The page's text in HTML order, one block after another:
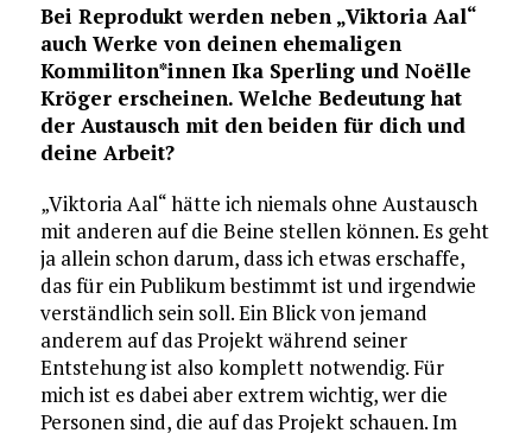
Bei Reprodukt werden neben „Viktoria Aal“
auch Werke von deinen ehemaligen
Kommiliton*innen Ika Sperling und Noëlle
Kröger erscheinen. Welche Bedeutung hat
der Austausch mit den beiden für dich und
deine Arbeit?
„Viktoria Aal“ hätte ich niemals ohne Austausch
mit anderen auf die Beine stellen können. Es geht
ja allein schon darum, dass ich etwas erschaffe,
das für ein Publikum bestimmt ist und irgendwie
verständlich sein soll. Ein Blick von jemand
anderem auf das Projekt während seiner
Entstehung ist also komplett notwendig. Für
mich ist es dabei aber extrem wichtig, wer die
Personen sind, die auf das Projekt schauen. Im